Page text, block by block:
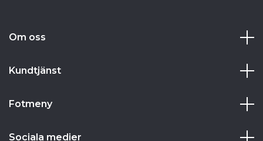
Om oss
Kundtjänst
Fotmeny
Sociala medier